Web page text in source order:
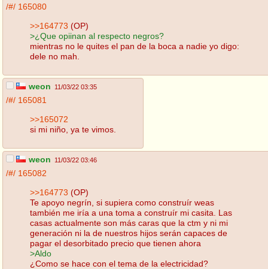
/#/ 165080
>>164773 (OP)
>¿Que opiinan al respecto negros?
mientras no le quites el pan de la boca a nadie yo digo:
dele no mah.
weon 11/03/22 03:35
/#/ 165081
>>165072
si mi niño, ya te vimos.
weon 11/03/22 03:46
/#/ 165082
>>164773 (OP)
Te apoyo negrín, si supiera como construír weas
también me iría a una toma a construír mi casita. Las
casas actualmente son más caras que la ctm y ni mi
generación ni la de nuestros hijos serán capaces de
pagar el desorbitado precio que tienen ahora
>Aldo
¿Como se hace con el tema de la electricidad?